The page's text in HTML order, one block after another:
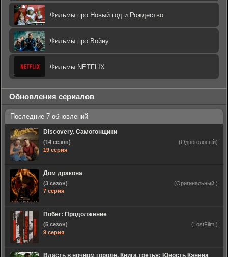
Фильмы про Новый год и Рождество
Фильмы про Войну
Фильмы NETFLIX
Обновления сериалов
Discovery. Самогонщики
(14 сезон)
19 серия
(Одноголосый)
Дом дракона
(3 сезон)
7 серия
(Оригинальный,)
Побег: Продолжение
(5 сезон)
9 серия
(LostFilm,)
Власть в ночном городе. Книга третья: Юность Кэнена